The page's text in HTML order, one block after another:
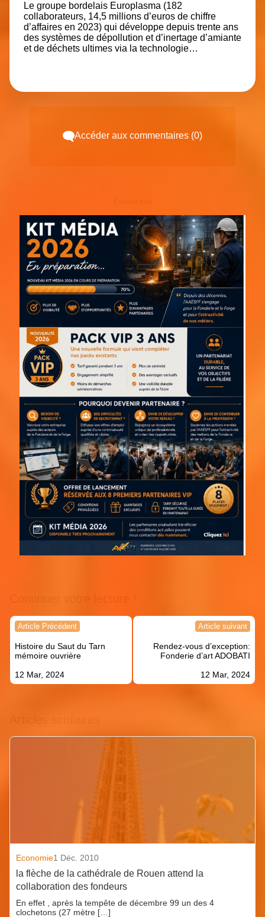
Le groupe bordelais Europlasma (182
collaborateurs, 14,5 millions d’euros de chiffre
d’affaires en 2023) qui développe depuis trente ans
des systèmes de dépollution et d’inertage d’amiante
et de déchets ultimes via la technologie…
Accéder aux commentaires (0)
Navigation
l’article
Article Précédent
Histoire du Saut du Tarn
mémoire ouvrière
12 Mar, 2024
Article suivant
Rendez-vous d’exception:
Fonderie d’art ADOBATI
12 Mar, 2024
Economie1 Déc. 2010
la flèche de la cathédrale de Rouen attend la
collaboration des fondeurs
En effet , après la tempête de décembre 99 un des 4
clochetons (27 mètre […]